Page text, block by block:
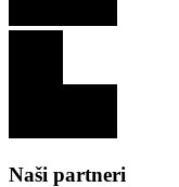
Naši partneri